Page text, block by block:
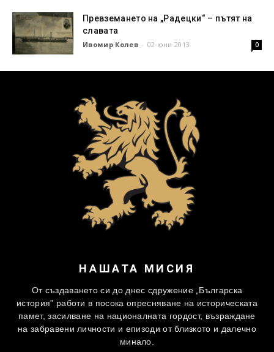
Превземането на „Радецки“ – пътят на
славата
Ивомир Колев - 02 юни 2013 0
НАШАТА МИСИЯ
От създаването си до днес сдружение „Българска
история” работи в посока опресняване на историческата
памет, засилване на националната гордост, възраждане
на забравени личности и епизоди от близкото и далечно
минало.